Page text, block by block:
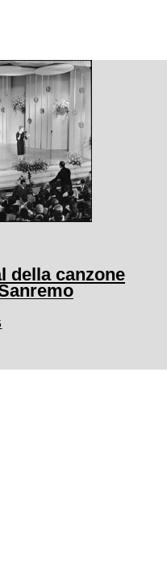
della canzone